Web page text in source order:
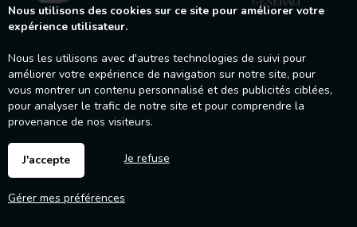
Nous utilisons des cookies sur ce site pour améliorer votre
expérience utilisateur.
Nous les utilisons avec d'autres technologies de suivi pour
améliorer votre expérience de navigation sur notre site, pour
vous montrer un contenu personnalisé et des publicités ciblées,
pour analyser le trafic de notre site et pour comprendre la
provenance de nos visiteurs.
J'accepte Je refuse
Gérer mes préférences